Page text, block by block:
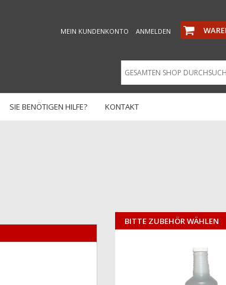
MEIN KUNDENKONTO ANMELDEN
SIE BENÖTIGEN HILFE? KONTAKT
BITTE ZUBEHÖR WÄHLEN